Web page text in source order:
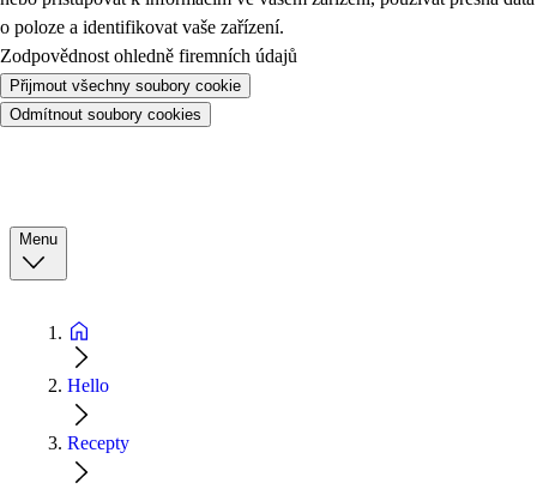
o poloze a identifikovat vaše zařízení.
Zodpovědnost ohledně firemních údajů
Přijmout všechny soubory cookie
Odmítnout soubory cookies
Menu
Hello
Recepty